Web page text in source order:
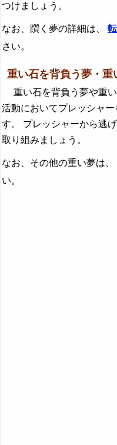
つけましょう。
なお、躓く夢の詳細は、
さい。
重い石を背負う夢・
重い石を背負う夢や重い
活動においてプレッシャ
す。 プレッシャーから逃
取り組みましょう。
なお、その他の重い夢は、
い。